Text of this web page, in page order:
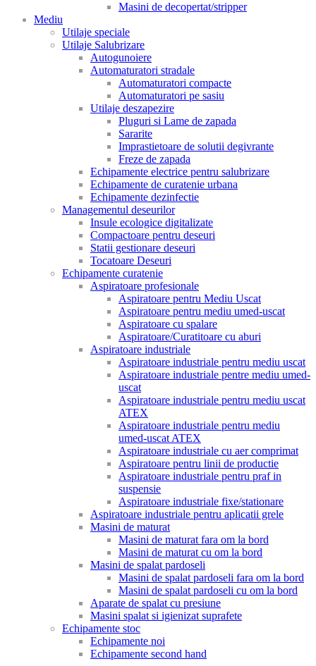
Masini de decopertat/stripper
Mediu
Utilaje speciale
Utilaje Salubrizare
Autogunoiere
Automaturatori stradale
Automaturatori compacte
Automaturatori pe sasiu
Utilaje deszapezire
Pluguri si Lame de zapada
Sararite
Imprastietoare de solutii degivrante
Freze de zapada
Echipamente electrice pentru salubrizare
Echipamente de curatenie urbana
Echipamente dezinfectie
Managementul deseurilor
Insule ecologice digitalizate
Compactoare pentru deseuri
Statii gestionare deseuri
Tocatoare Deseuri
Echipamente curatenie
Aspiratoare profesionale
Aspiratoare pentru Mediu Uscat
Aspiratoare pentru mediu umed-uscat
Aspiratoare cu spalare
Aspiratoare/Curatitoare cu aburi
Aspiratoare industriale
Aspiratoare industriale pentru mediu uscat
Aspiratoare industriale pentre mediu umed-
uscat
Aspiratoare industriale pentru mediu uscat
ATEX
Aspiratoare industriale pentru mediu
umed-uscat ATEX
Aspiratoare industriale cu aer comprimat
Aspiratoare pentru linii de productie
Aspiratoare industriale pentru praf in
suspensie
Aspiratoare industriale fixe/stationare
Aspiratoare industriale pentru aplicatii grele
Masini de maturat
Masini de maturat fara om la bord
Masini de maturat cu om la bord
Masini de spalat pardoseli
Masini de spalat pardoseli fara om la bord
Masini de spalat pardoseli cu om la bord
Aparate de spalat cu presiune
Masini spalat si igienizat suprafete
Echipamente stoc
Echipamente noi
Echipamente second hand